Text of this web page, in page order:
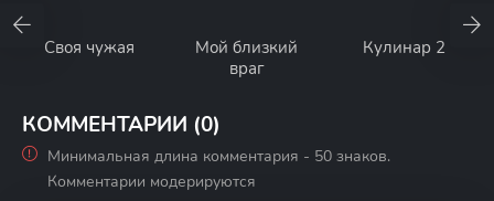
Своя чужая
Мой близкий
враг
Кулинар 2
КОММЕНТАРИИ (0)
Минимальная длина комментария - 50 знаков.
Комментарии модерируются